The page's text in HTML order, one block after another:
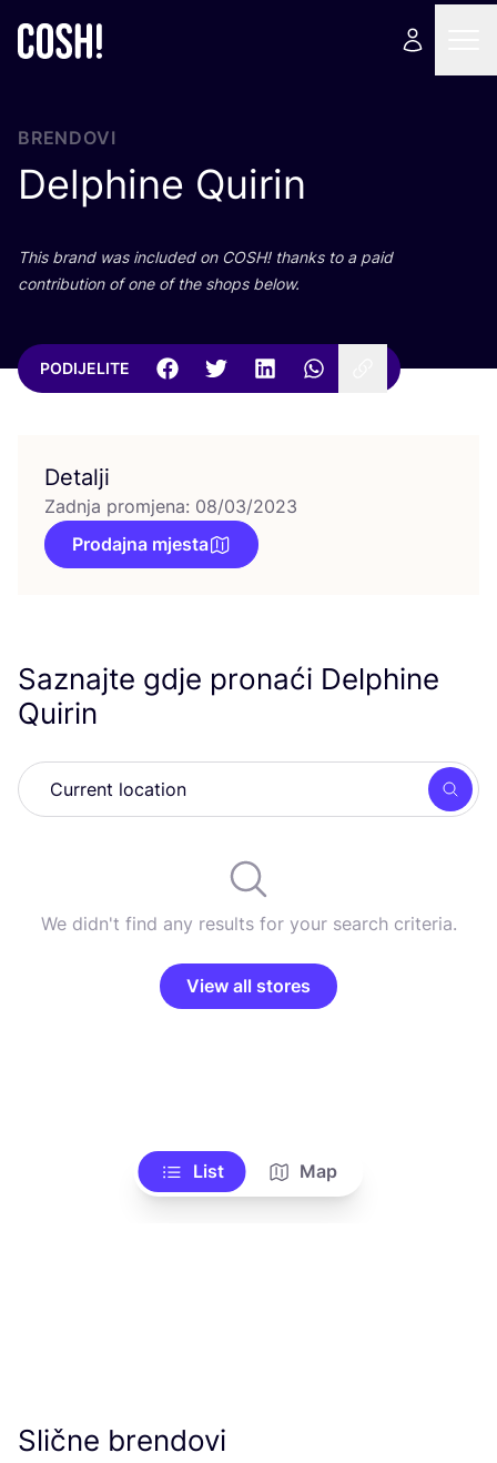
BRENDOVI
Delphine Quirin
This brand was inclu­ded on COSH! than­ks to a paid
con­tri­bu­ti­on of one of the shops below.
PODIJELITE
Detalji
Zadnja promjena: 08/03/2023
Prodajna mjesta
Saznajte gdje pronaći Delphine
Quirin
We didn't find any results for your search criteria.
View all stores
List Map
Slične brendovi